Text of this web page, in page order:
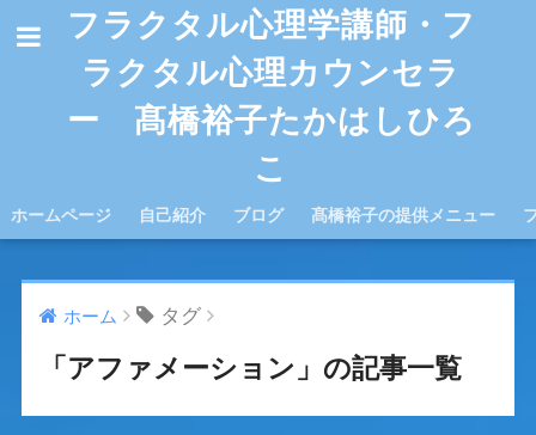
フラクタル心理学講師・フ
ラクタル心理カウンセラ
ー 髙橋裕子たかはしひろ
こ
ホームページ 自己紹介 ブログ 髙橋裕子の提供メニュー
ホーム タグ
「アファメーション」の記事一覧